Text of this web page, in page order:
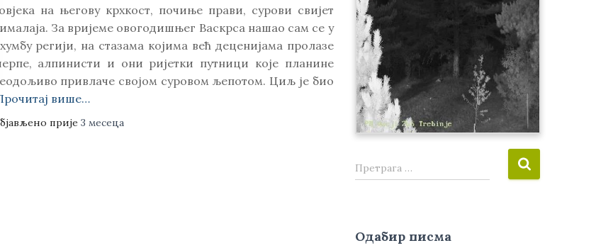
на његову крхкост, почиње прави, сурови свијет
За вријеме овогодишњег Васкрса нашао сам се у
регији, на стазама којима већ деценијама пролазе
алпинисти и они ријетки путници које планине
привлаче својом суровом љепотом. Циљ је био
више…
прије 3 месеца
П
р
а
Претрага …
Одабир писма